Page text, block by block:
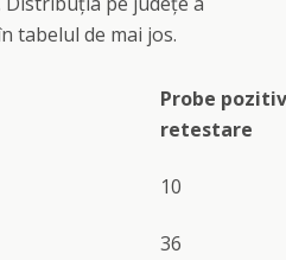
tabelul de mai jos.
Probe
retestare
10
36